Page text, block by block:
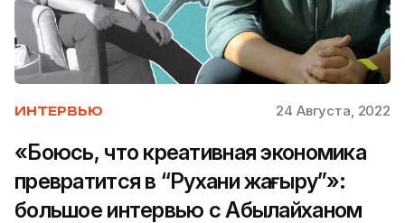
ИНТЕРВЬЮ 24 Августа, 2022
«Боюсь, что креативная экономика
превратится в “Рухани жаңғыру”»:
большое интервью с Абылайханом